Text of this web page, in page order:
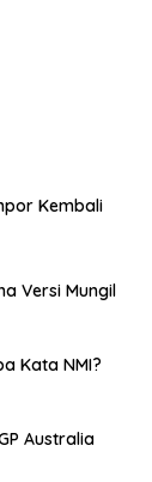
Kembali
Versi Mungil
Kata NMI?
Australia